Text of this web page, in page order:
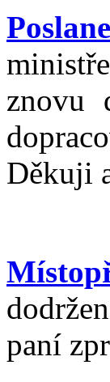
znovu
Děkuji
paní